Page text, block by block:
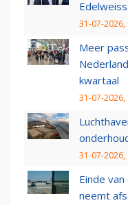
31-07-2026,
Meer
kwartaal
31-07-2026,
31-07-2026,
Einde
neemt